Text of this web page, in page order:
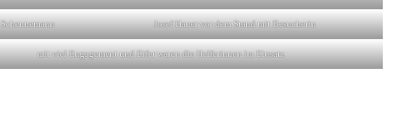
Josef Hauer vor dem Stand mit Besucherin
mit viel Engagement und Eifer waren die Helferinnen im Einsatz